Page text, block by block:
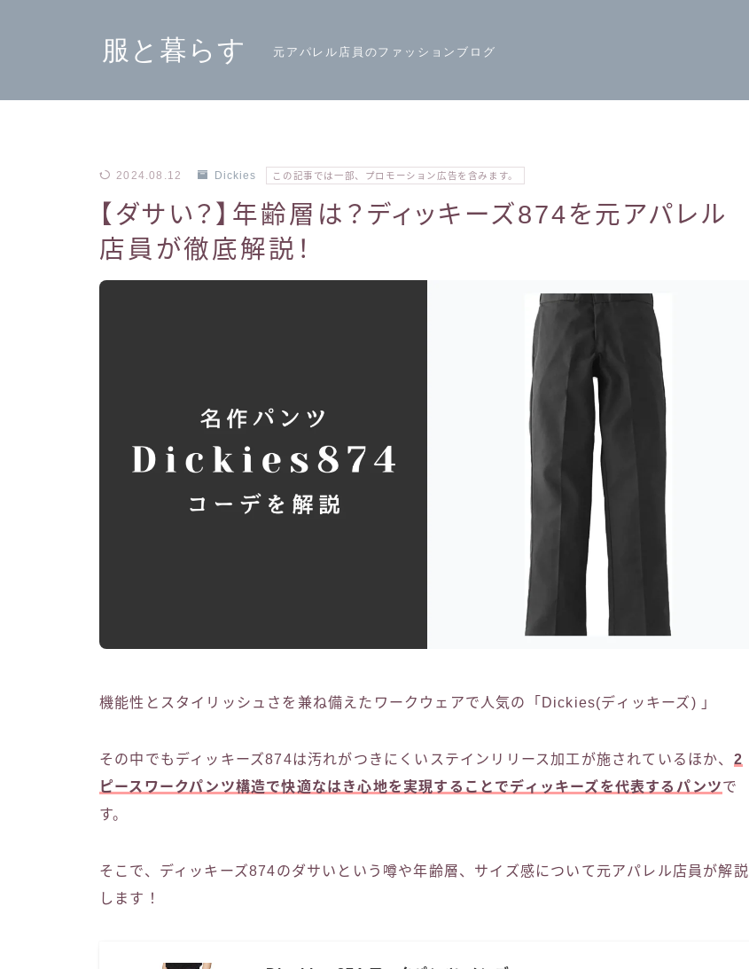
服と暮らす 元アパレル店員のファッションブログ
2024.08.12 Dickies この記事では一部、プロモーション広告を含みます。
【ダサい？】年齢層は？ディッキーズ874を元アパレル
店員が徹底解説！
機能性とスタイリッシュさを兼ね備えたワークウェアで人気の「Dickies(ディッキーズ) 」
その中でもディッキーズ874は汚れがつきにくいステインリリース加工が施されているほか、 2
ピースワークパンツ構造で快適なはき心地を実現することでディッキーズを代表するパンツで
す。
そこで、ディッキーズ874のダサいという噂や年齢層、サイズ感について元アパレル店員が解説
します！